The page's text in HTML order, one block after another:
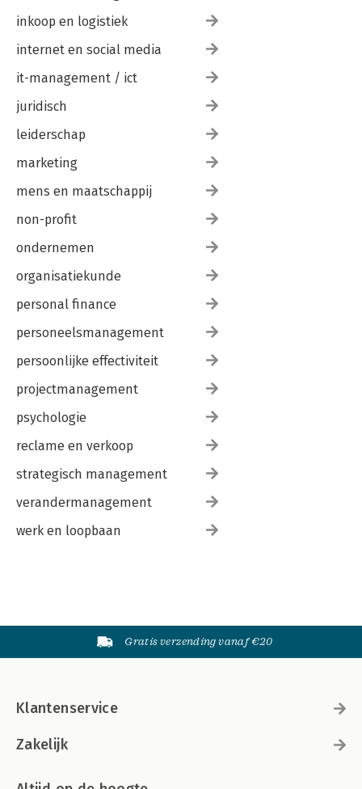
inkoop en logistiek
internet en social media
it-management / ict
juridisch
leiderschap
marketing
mens en maatschappij
non-profit
ondernemen
organisatiekunde
personal finance
personeelsmanagement
persoonlijke effectiviteit
projectmanagement
psychologie
reclame en verkoop
strategisch management
verandermanagement
werk en loopbaan
Gratis verzending vanaf €20
Klantenservice
Zakelijk